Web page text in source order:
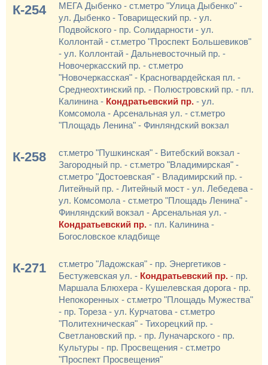
К-254
МЕГА Дыбенко - ст.метро "Улица Дыбенко" -
ул. Дыбенко - Товарищеский пр. - ул.
Подвойского - пр. Солидарности - ул.
Коллонтай - ст.метро "Проспект Большевиков"
- ул. Коллонтай - Дальневосточный пр. -
Новочеркасский пр. - ст.метро
"Новочеркасская" - Красногвардейская пл. -
Среднеохтинский пр. - Полюстровский пр. - пл.
Калинина - Кондратьевский пр. - ул.
Комсомола - Арсенальная ул. - ст.метро
"Площадь Ленина" - Финляндский вокзал
К-258
ст.метро "Пушкинская" - Витебский вокзал -
Загородный пр. - ст.метро "Владимирская" -
ст.метро "Достоевская" - Владимирский пр. -
Литейный пр. - Литейный мост - ул. Лебедева -
ул. Комсомола - ст.метро "Площадь Ленина" -
Финляндский вокзал - Арсенальная ул. -
Кондратьевский пр. - пл. Калинина -
Богословское кладбище
К-271
ст.метро "Ладожская" - пр. Энергетиков -
Бестужевская ул. - Кондратьевский пр. - пр.
Маршала Блюхера - Кушелевская дорога - пр.
Непокоренных - ст.метро "Площадь Мужества"
- пр. Тореза - ул. Курчатова - ст.метро
"Политехническая" - Тихорецкий пр. -
Светлановский пр. - пр. Луначарского - пр.
Культуры - пр. Просвещения - ст.метро
"Проспект Просвещения"